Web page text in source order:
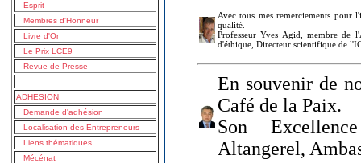
Esprit
Membres d'Honneur
Livre d'Or
Le Prix LCE9
Revue de Presse
ADHESION
Demande d'adhésion
Localisation des Entrepreneurs
Liens thématiques
Mécénat
Avec tous mes remerciements pour
qualité.
Professeur Yves Agid, membre de
d'éthique, Directeur scientifique de
En souvenir de
Café de la Paix.
Son
Altangerel,